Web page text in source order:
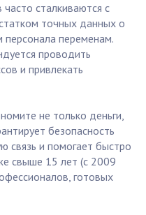
сталкиваются с
точных данных о
переменам.
проводить
и привлекать
не только деньги,
безопасность
связь и помогает быстро
свыше 15 лет (с 2009
готовых